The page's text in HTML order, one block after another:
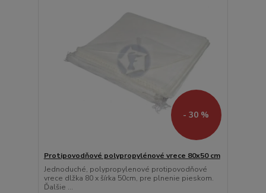
- 30 %
Protipovodňové polypropylénové vrece 80x50 cm
Jednoduché, polypropylenové protipovodňové
vrece dlžka 80 x šírka 50cm, pre plnenie pieskom.
Ďalšie ...